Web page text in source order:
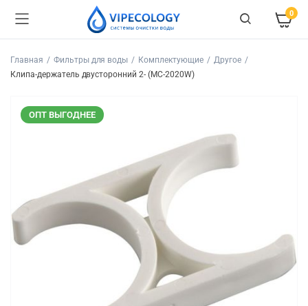
0
Главная Фильтры для воды Комплектующие
Другое
Клипа-держатель двусторонний 2- (MC-2020W)
ОПТ ВЫГОДНЕЕ